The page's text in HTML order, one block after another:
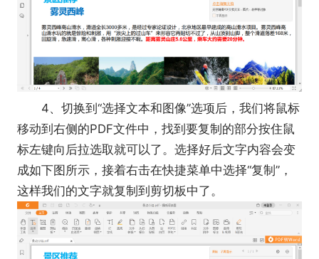
4、切换到“选择文本和图像”选项后，我们将鼠标
移动到右侧的PDF文件中，找到要复制的部分按住鼠
标左键向后拉选取就可以了。选择好后文字内容会变
成如下图所示，接着右击在快捷菜单中选择“复制”，
这样我们的文字就复制到剪切板中了。